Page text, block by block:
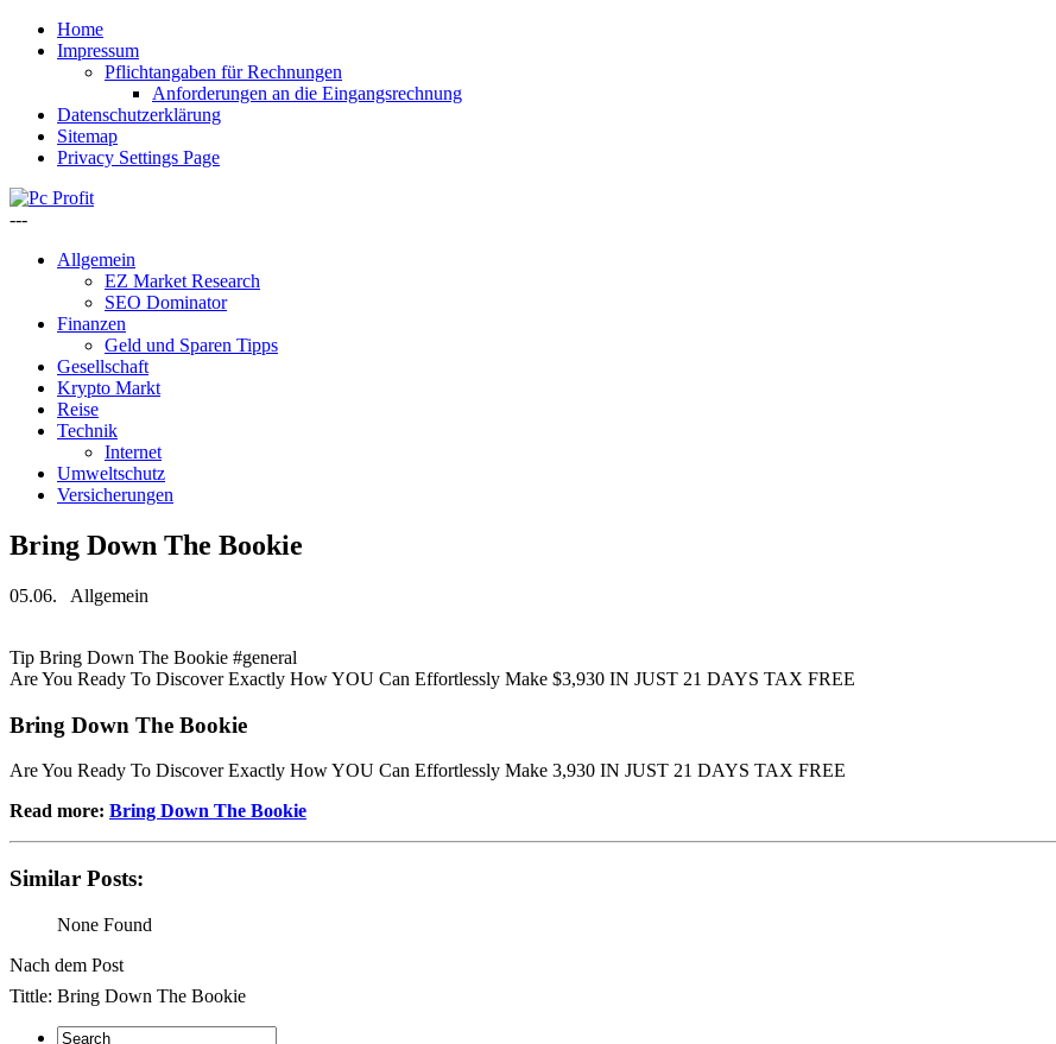
Home
Impressum
Pflichtangaben für Rechnungen
Anforderungen an die Eingangsrechnung
Datenschutzerklärung
Sitemap
Privacy Settings Page
---
Allgemein
EZ Market Research
SEO Dominator
Finanzen
Geld und Sparen Tipps
Gesellschaft
Krypto Markt
Reise
Technik
Internet
Umweltschutz
Versicherungen
Bring Down The Bookie
05.06. Allgemein
Tip Bring Down The Bookie #general
Are You Ready To Discover Exactly How YOU Can Effortlessly Make $3,930 IN JUST 21 DAYS TAX FREE
Bring Down The Bookie
Are You Ready To Discover Exactly How YOU Can Effortlessly Make 3,930 IN JUST 21 DAYS TAX FREE
Read more: Bring Down The Bookie
Similar Posts:
None Found
Nach dem Post
Tittle: Bring Down The Bookie